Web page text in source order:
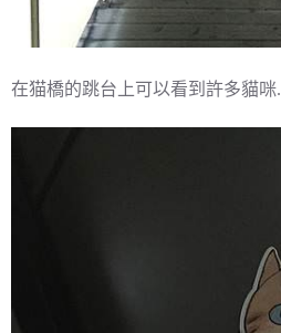
在猫橋的跳台上可以看到許多貓咪.